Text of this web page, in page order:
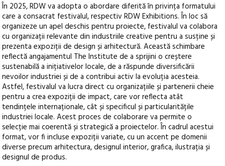
În 2025, RDW va adopta o abordare diferită în privința formatului
care a consacrat festivalul, respectiv RDW Exhibitions. În loc să
organizeze un apel deschis pentru proiecte, festivalul va colabora
cu organizații relevante din industriile creative pentru a susține și
prezenta expoziții de design și arhitectură. Această schimbare
reflectă angajamentul The Institute de a sprijini o creștere
sustenabilă a inițiativelor locale, de a răspunde diversificării
nevoilor industriei și de a contribui activ la evoluția acesteia.
Astfel, festivalul va lucra direct cu organizațiile și partenerii cheie
pentru a crea expoziții de impact, care vor reflecta atât
tendințele internaționale, cât și specificul și particularitățile
industriei locale. Acest proces de colaborare va permite o
selecție mai coerentă și strategică a proiectelor. În cadrul acestui
format, vor fi incluse expoziții variate, cu un accent pe domenii
diverse precum arhitectura, designul interior, grafica, ilustrația și
designul de produs.